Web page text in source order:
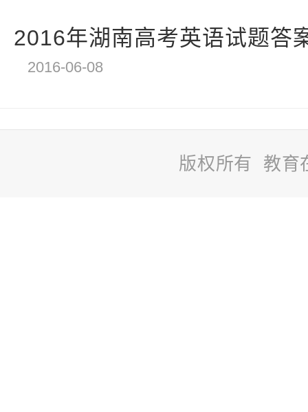
2016年湖南高考英语试题答
2016-06-08
版权所有 教育